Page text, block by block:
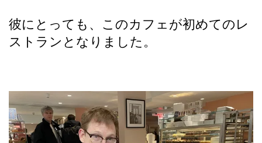
彼にとっても、このカフェが初めてのレ
ストランとなりました。